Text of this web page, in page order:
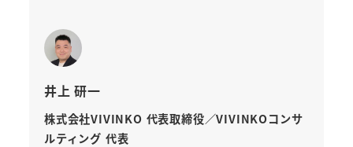
井上 研一
株式会社VIVINKO 代表取締役／VIVINKOコンサ
ルティング 代表